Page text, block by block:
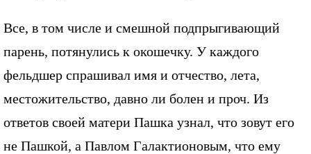
Все, в том числе и смешной подпрыгивающий
парень, потянулись к окошечку. У каждого
фельдшер спрашивал имя и отчество, лета,
местожительство, давно ли болен и проч. Из
ответов своей матери Пашка узнал, что зовут его
не Пашкой, а Павлом Галактионовым, что ему